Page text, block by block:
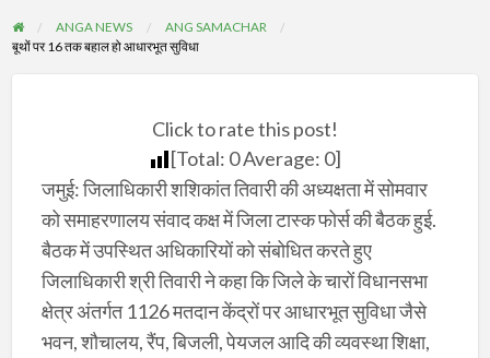
ANGA NEWS
ANG SAMACHAR
बूथों पर 16 तक बहाल हो आधारभूत सुविधा
Click to rate this post!
[Total: 0Average: 0]
जमुई: जिलाधिकारी शशिकांत तिवारी की अध्यक्षता में सोमवार
को समाहरणालय संवाद कक्ष में जिला टास्क फोर्स की बैठक हुई.
बैठक में उपस्थित अधिकारियों को संबोधित करते हुए
जिलाधिकारी श्री तिवारी ने कहा कि जिले के चारों विधानसभा
क्षेत्र अंतर्गत 1126 मतदान केंद्रों पर आधारभूत सुविधा जैसे
भवन, शौचालय, रैंप, बिजली, पेयजल आदि की व्यवस्था शिक्षा,